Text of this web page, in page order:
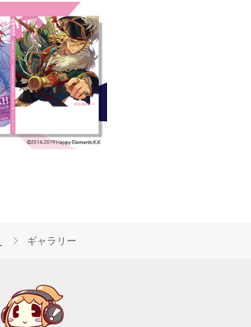
ギャラリー